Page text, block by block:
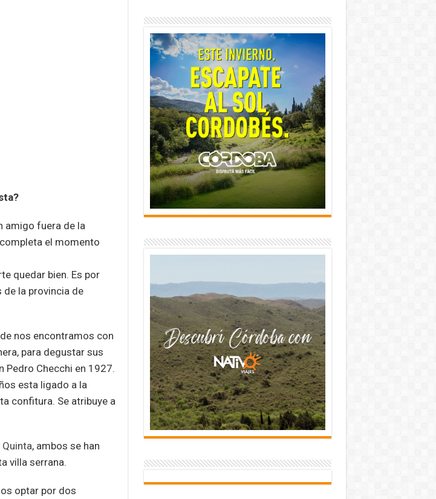
amigo fuera de la
el momento
quedar bien. Es por
de la provincia de
nos encontramos con
para degustar sus
Checchi en 1927.
esta ligado a la
confitura. Se atribuye a
Quinta, ambos se han
villa serrana.
optar por dos